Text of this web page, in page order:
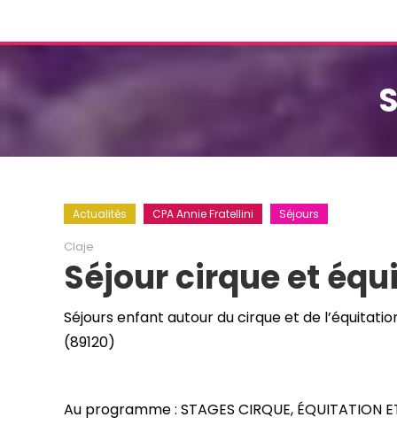
Actualités CPA Annie Fratellini Séjours
Claje
Séjour cirque et
Séjours enfant autour du cirque et de
(89120)
Au programme : STAGES CIRQUE, ÉQUITATION